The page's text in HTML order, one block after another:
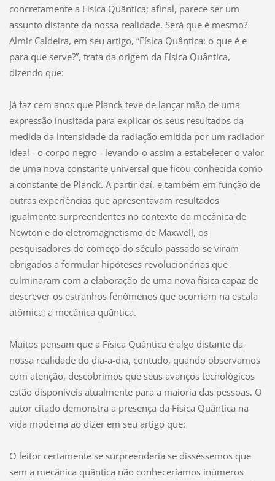
concretamente a Física Quântica; afinal, parece ser um
assunto distante da nossa realidade. Será que é mesmo?
Almir Caldeira, em seu artigo, “Física Quântica: o que é e
para que serve?”, trata da origem da Física Quântica,
dizendo que:
Já faz cem anos que Planck teve de lançar mão de uma
expressão inusitada para explicar os seus resultados da
medida da intensidade da radiação emitida por um radiador
ideal - o corpo negro - levando-o assim a estabelecer o valor
de uma nova constante universal que ficou conhecida como
a constante de Planck. A partir daí, e também em função de
outras experiências que apresentavam resultados
igualmente surpreendentes no contexto da mecânica de
Newton e do eletromagnetismo de Maxwell, os
pesquisadores do começo do século passado se viram
obrigados a formular hipóteses revolucionárias que
culminaram com a elaboração de uma nova física capaz de
descrever os estranhos fenômenos que ocorriam na escala
atômica; a mecânica quântica.
Muitos pensam que a Física Quântica é algo distante da
nossa realidade do dia-a-dia, contudo, quando observamos
com atenção, descobrimos que seus avanços tecnológicos
estão disponíveis atualmente para a maioria das pessoas. O
autor citado demonstra a presença da Física Quântica na
vida moderna ao dizer em seu artigo que:
O leitor certamente se surpreenderia se disséssemos que
sem a mecânica quântica não conheceríamos inúmeros